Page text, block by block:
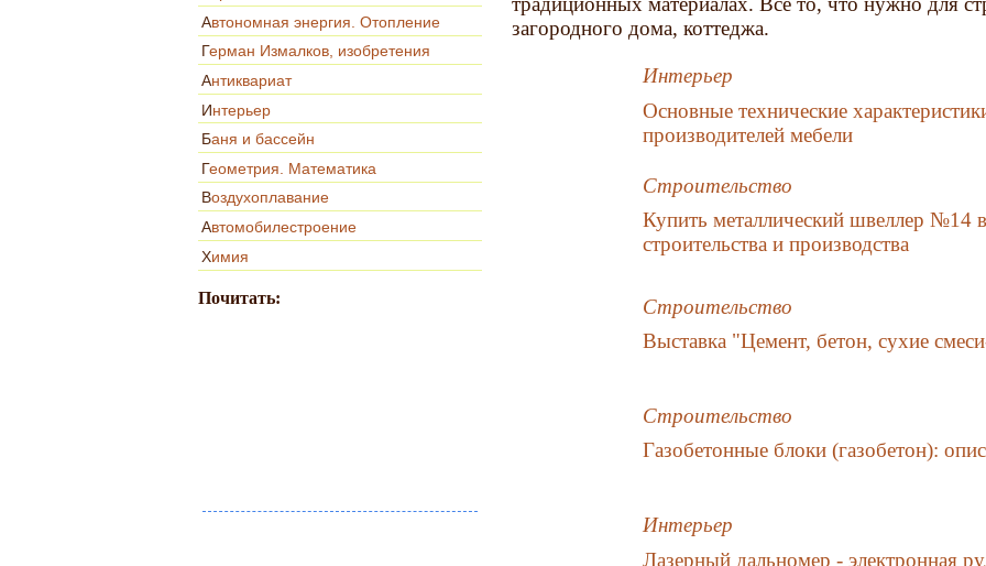
Автономная энергия. Отопление
Герман Измалков, изобретения
Антиквариат
Интерьер
Баня и бассейн
Геометрия. Математика
Воздухоплавание
Автомобилестроение
Химия
Почитать:
загородного дома, коттеджа.
Интерьер
Основные технические
производителей мебели
Строительство
Купить металлический швеллер
строительства и производства
Строительство
Выставка "Цемент, бетон, сухие
Строительство
Газобетонные блоки (газобетон):
Интерьер
Лазерный дальномер - электронная